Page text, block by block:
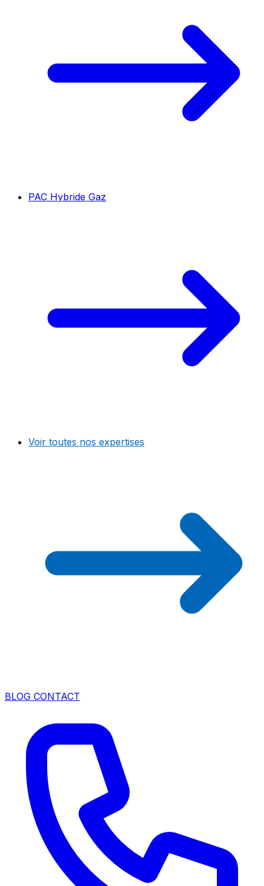
PAC Hybride Gaz
Voir toutes nos expertises
BLOG CONTACT